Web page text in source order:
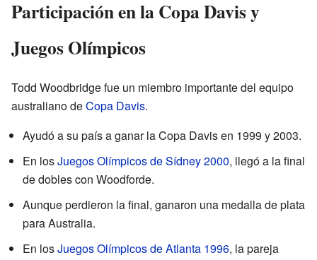
Participación en la Copa Davis y
Juegos Olímpicos
Todd Woodbridge fue un miembro importante del equipo
australiano deCopa Davis.
Ayudó a su país a ganar la Copa Davis en 1999 y 2003.
En losJuegos Olímpicos de Sídney 2000, llegó a la final
de dobles con Woodforde.
Aunque perdieron la final, ganaron una medalla de plata
para Australia.
En losJuegos Olímpicos de Atlanta 1996, la pareja